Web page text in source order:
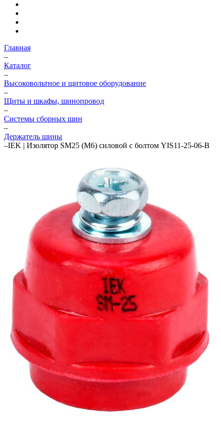
Главная
–
Каталог
–
Высоковольтное и щитовое оборудование
–
Щиты и шкафы, шинопровод
–
Системы сборных шин
–
Держатель шины
–IEK | Изолятор SM25 (М6) силовой с болтом YIS11-25-06-B